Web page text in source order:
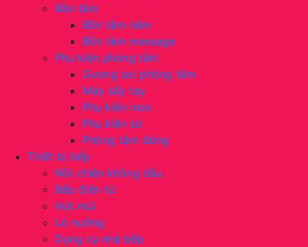
Bồn tắm
Bồn tắm nằm
Bồn tắm massage
Phụ kiện phòng tắm
Gương soi phòng tắm
Máy sấy tay
Phụ kiện inox
Phụ kiện sứ
Phòng tắm đứng
Thiết bị bếp
Nồi chiên không dầu
Bếp điện từ
Hút mùi
Lò nướng
Dụng cụ nhà bếp